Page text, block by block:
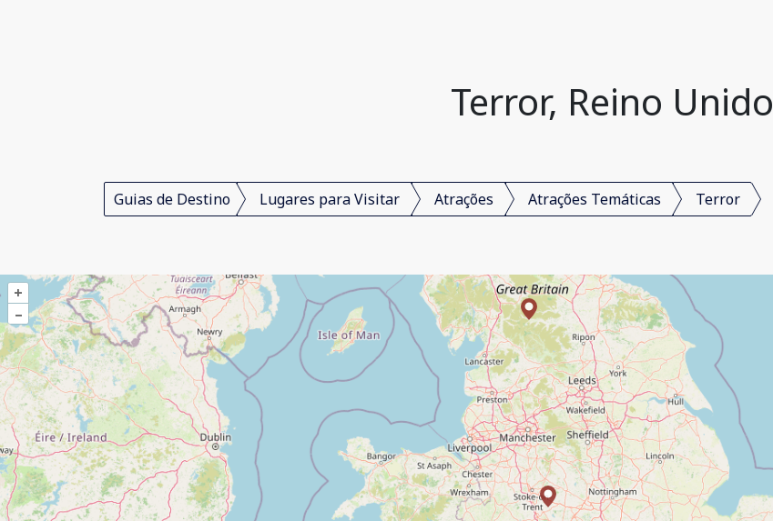
Terror, Reino Unido
Guias de Destino Lugares para Visitar Atrações Atrações Temáticas Terror
+
–